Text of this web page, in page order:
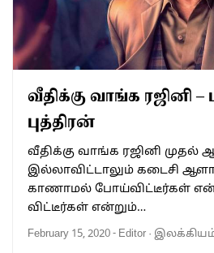
வீதிக்கு வாங்க ரஜினி
புத்திரன்
வீதிக்கு வாங்க ரஜினி முதல்
இல்லாவிட்டாலும் கடைசி
காணாமல் போய்விட்டீர்கள்
விட்டீர்கள் என்றும்…
February 15, 2020- Editor ·